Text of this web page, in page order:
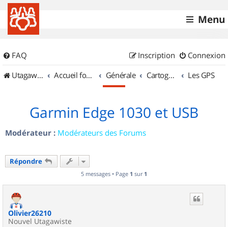
Menu
FAQ Connexion
Inscription
UtagawaVTT (Randos VTT et VTTAE avec traces GPS)
Accueil forum Générale Cartographie et GPS Les GPS
Garmin Edge 1030 et USB
Modérateur : Modérateurs des Forums
Répondre
5 messages • Page 1 sur 1
Olivier26210
Nouvel Utagawiste